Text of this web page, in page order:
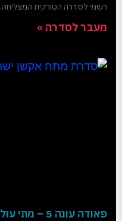
רשמי לסדרה הטורקית המצליחה.
מעבר לסדרה »
פאודה עונה 5 – מתי עולה, תקציר וטריילר רשמי